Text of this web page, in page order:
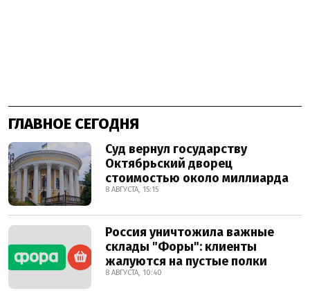
ГЛАВНОЕ СЕГОДНЯ
Суд вернул государству
Октябрьский дворец
стоимостью около миллиарда
8 АВГУСТА, 15:15
Россия уничтожила важные
склады "Форы": клиенты
жалуются на пустые полки
8 АВГУСТА, 10:40